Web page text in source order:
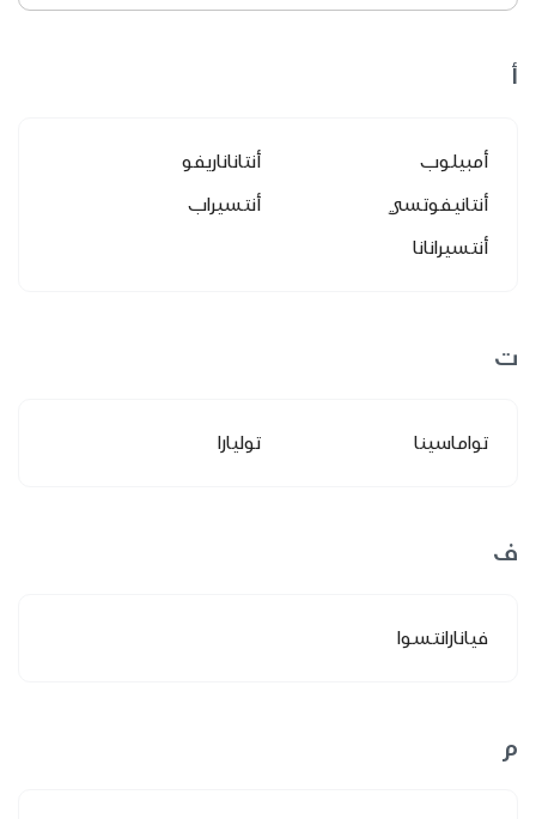
أ
أمبيلوب
أنتاناناريفو
أنتانيفوتسي
أنتسيراب
أنتسيرانانا
ت
تواماسينا توليارا
ف
فيانارانتسوا
م